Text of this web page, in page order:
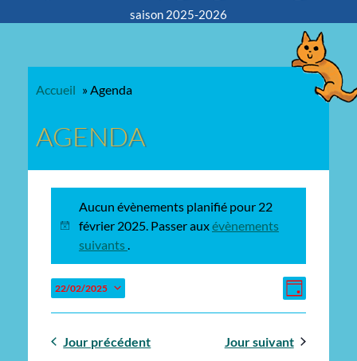
saison 2025-2026
Accueil » Agenda
AGENDA
Évènements
for
22
février
2025
Notice
Aucun évènements planifié pour 22
février 2025. Passer auxévènements
suivants
par
de
JOUR
22/02/2025
date.Jour précédent Jour suivant